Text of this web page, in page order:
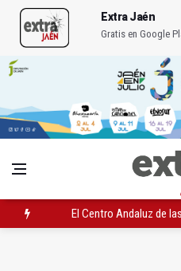
Extra Jaén
Gratis en Google
El Centro Andaluz de